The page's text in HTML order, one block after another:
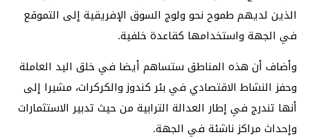
الذين لديهم طموح نحو ولوج السوق الإفريقية إلى التموقع
في الجهة واستخدامها كقاعدة خلفية.
وأضاف أن هذه المناطق ستساهم أيضا في خلق اليد العاملة
وحفز النشاط الاقتصادي في بئر كندوز والكركرات، مشيرا إلى
أنها تندرج في إطار العدالة الترابية من حيث تدبير الاستثمارات
وإحداث مراكز ناشئة في الجهة.